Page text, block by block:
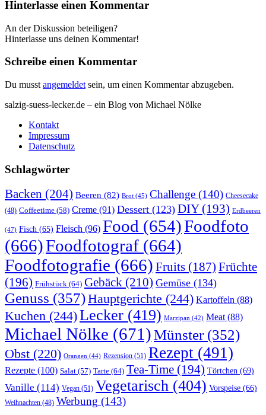
Hinterlasse einen Kommentar
An der Diskussion beteiligen?
Hinterlasse uns deinen Kommentar!
Schreibe einen Kommentar
Du musst angemeldet sein, um einen Kommentar abzugeben.
salzig-suess-lecker.de – ein Blog von Michael Nölke
Kontakt
Impressum
Datenschutz
Schlagwörter
Backen (204) Beeren (82) Brot (45) Challenge (140) Cheesecake
(48) Coffeetime (58) Creme (91) Dessert (123) DIY(193) Erdbeeren
(47) Fisch (65) Fleisch (96) Food (654)Foodfoto
(666)Foodfotograf (664)
Foodfotografie (666) Fruits (187) Früchte
(196) Frühstück (64) Gebäck (210) Gemüse (134)
Genuss (357)Hauptgerichte (244) Kartoffeln (88)
Kuchen (244)Lecker (419) Marzipan (42) Meat(88)
Michael Nölke (671)Münster(352)
Obst (220) Orangen (44) Rezension (51) Rezept (491)
Rezepte (100) Salat (57) Tarte (64) Tea-Time (194) Törtchen (69)
Vanille (114) Vegan (51) Vegetarisch (404) Vorspeise (66)
Weihnachten (48) Werbung (143)